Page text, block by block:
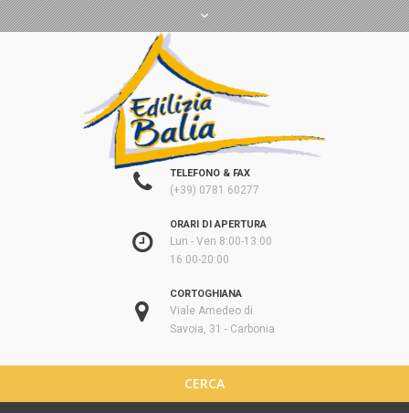
TELEFONO & FAX
(+39) 0781 60277
ORARI DI APERTURA
Lun - Ven 8:00-13:00
16:00-20:00
CORTOGHIANA
Viale Amedeo di
Savoia, 31 - Carbonia
CERCA